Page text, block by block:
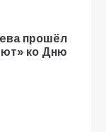
прошёл
ко Дню